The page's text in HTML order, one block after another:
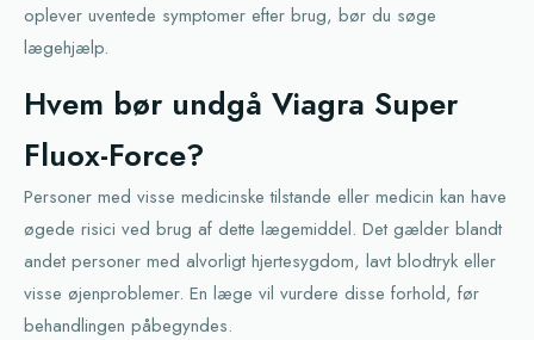
oplever uventede symptomer efter brug, bør du søge
lægehjælp.
Hvem bør undgå Viagra Super
Fluox-Force?
Personer med visse medicinske tilstande eller medicin kan have
øgede risici ved brug af dette lægemiddel. Det gælder blandt
andet personer med alvorligt hjertesygdom, lavt blodtryk eller
visse øjenproblemer. En læge vil vurdere disse forhold, før
behandlingen påbegyndes.